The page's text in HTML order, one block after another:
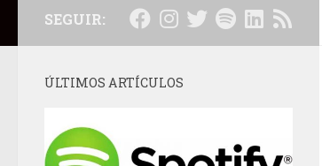
SEGUIR:
ÚLTIMOS ARTÍCULOS